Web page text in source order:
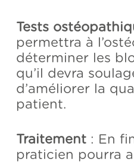
Tests
permettra à
déterminer les
qu’il devra
d’améliorer la
patient.
Traitement: En
praticien pourra